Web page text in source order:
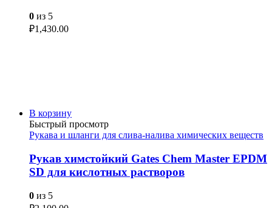
0 из 5
₽1,430.00
В корзину
Быстрый просмотр
Рукава и шланги для слива-налива химических веществ
Рукав химстойкий Gates Chem Master EPDM
SD для кислотных растворов
0 из 5